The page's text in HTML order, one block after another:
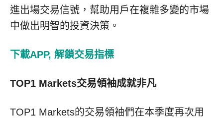
進出場交易信號，幫助用戶在複雜多變的市場
中做出明智的投資決策。
下載APP, 解鎖交易指標
TOP1 Markets交易領袖成就非凡
TOP1 Markets的交易領袖們在本季度再次用